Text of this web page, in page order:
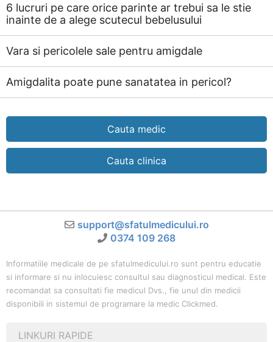
6 lucruri pe care orice parinte ar trebui sa le stie
inainte de a alege scutecul bebelusului
Vara si pericolele sale pentru amigdale
Amigdalita poate pune sanatatea in pericol?
Cauta medic
Cauta clinica
support@sfatulmedicului.ro
0374 109 268
Informatiile medicale de pe sfatulmedicului.ro sunt pentru educatie
si informare si nu inlocuiesc consultul sau diagnosticul medical. Este
recomandat sa consultati fie medicul Dvs., fie unul din medicii
disponibili in sistemul de programare la medic Clickmed.
LINKURI RAPIDE